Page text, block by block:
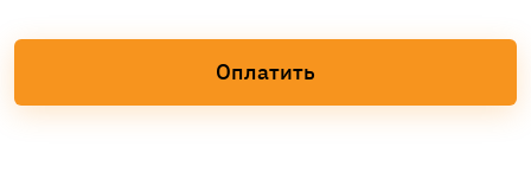
Оплатить